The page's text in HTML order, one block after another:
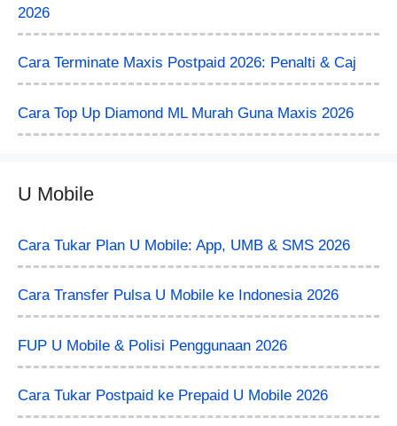
2026
Cara Terminate Maxis Postpaid 2026: Penalti & Caj
Cara Top Up Diamond ML Murah Guna Maxis 2026
U Mobile
Cara Tukar Plan U Mobile: App, UMB & SMS 2026
Cara Transfer Pulsa U Mobile ke Indonesia 2026
FUP U Mobile & Polisi Penggunaan 2026
Cara Tukar Postpaid ke Prepaid U Mobile 2026